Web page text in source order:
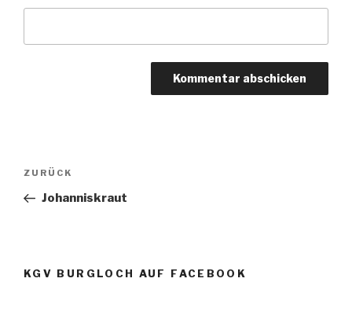
Beitragsnavigation
Vorheriger
Beitrag
ZURÜCK
Johanniskraut
KGV BURGLOCH AUF FACEBOOK